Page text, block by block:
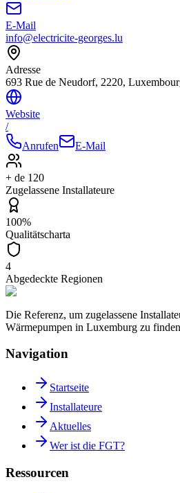
E-Mail
info@electricite-georges.lu
Adresse
693 Rue de Neudorf, 2220,
Website
/
Anrufen
E-Mail
+ de 120
Zugelassene Installateure
100%
Qualitätscharta
4
Abgedeckte Regionen
Die Referenz, um zugelassene
Wärmepumpen in Luxemburg zu
Navigation
Startseite
Installateure
Aktuelles
Wer ist die FGT?
Ressourcen